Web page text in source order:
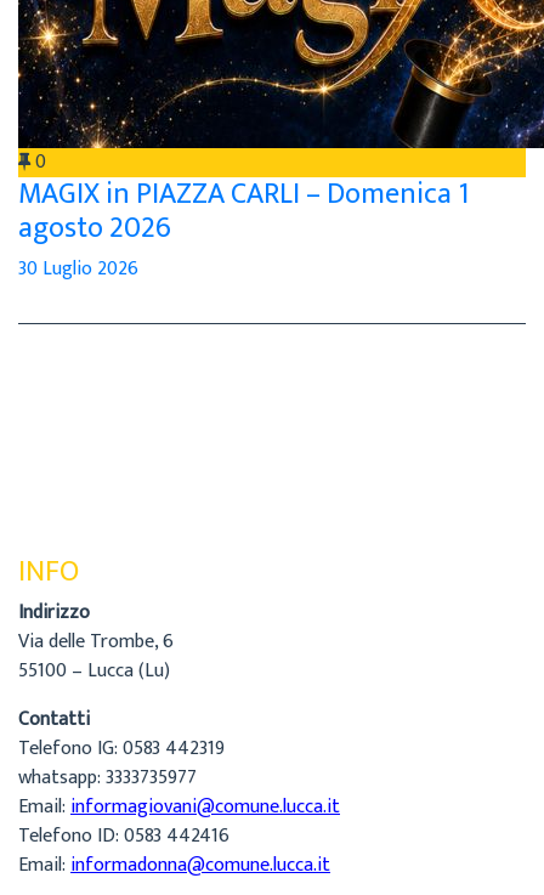
0
MAGIX in PIAZZA CARLI – Domenica 1
agosto 2026
30 Luglio 2026
INFO
Indirizzo
Via delle Trombe, 6
55100 – Lucca (Lu)
Contatti
Telefono IG: 0583 442319
whatsapp: 3333735977
Email:informagiovani@comune.lucca.it
Telefono ID: 0583 442416
Email:informadonna@comune.lucca.it